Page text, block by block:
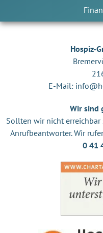
Hospiz-
E-Mail:
Wir sind
Sollten wir nicht erreichbar
Anrufbeantworter.
0 41